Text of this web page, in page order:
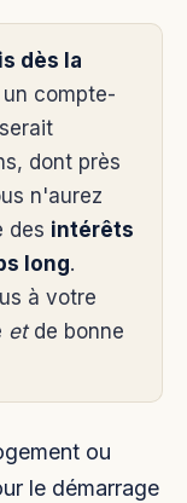
dès la
compte-
dont près
n'aurez
des intérêts
long.
à votre
etde bonne
ou
le démarrage